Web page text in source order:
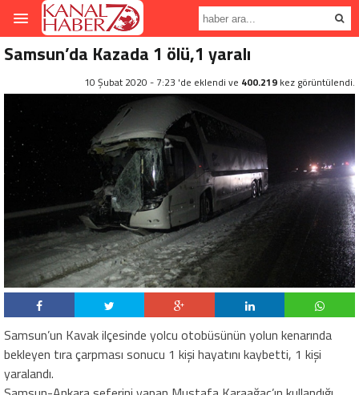
Samsun’da Kazada 1 ölü,1 yaralı
10 Şubat 2020 - 7:23 'de eklendi ve 400.219 kez görüntülendi.
Samsun’un Kavak ilçesinde yolcu otobüsünün yolun kenarında
bekleyen tıra çarpması sonucu 1 kişi hayatını kaybetti, 1 kişi
yaralandı.